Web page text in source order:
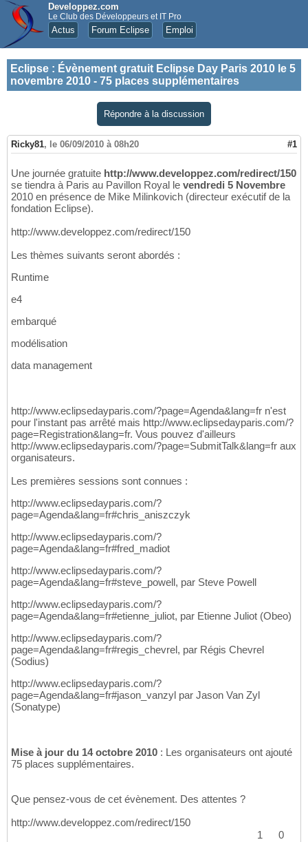
Developpez.com
Le Club des Développeurs et IT Pro
Actus Forum Eclipse Emploi
Eclipse : Évènement gratuit Eclipse Day Paris 2010 le 5
novembre 2010 - 75 places supplémentaires
Répondre à la discussion
Ricky81, le 06/09/2010 à 08h20 #1
Une journée gratuite http://www.developpez.com/redirect/150
se tiendra à Paris au Pavillon Royal le vendredi 5 Novembre
2010 en présence de Mike Milinkovich (directeur exécutif de la
fondation Eclipse).
http://www.developpez.com/redirect/150
Les thèmes suivants seront abordés :
Runtime
e4
embarqué
modélisation
data management
http://www.eclipsedayparis.com/?page=Agenda&lang=fr n'est
pour l'instant pas arrêté mais http://www.eclipsedayparis.com/?
page=Registration&lang=fr. Vous pouvez d'ailleurs
http://www.eclipsedayparis.com/?page=SubmitTalk&lang=fr aux
organisateurs.
Les premières sessions sont connues :
http://www.eclipsedayparis.com/?
page=Agenda&lang=fr#chris_aniszczyk
http://www.eclipsedayparis.com/?
page=Agenda&lang=fr#fred_madiot
http://www.eclipsedayparis.com/?
page=Agenda&lang=fr#steve_powell, par Steve Powell
http://www.eclipsedayparis.com/?
page=Agenda&lang=fr#etienne_juliot, par Etienne Juliot (Obeo)
http://www.eclipsedayparis.com/?
page=Agenda&lang=fr#regis_chevrel, par Régis Chevrel
(Sodius)
http://www.eclipsedayparis.com/?
page=Agenda&lang=fr#jason_vanzyl par Jason Van Zyl
(Sonatype)
Mise à jour du 14 octobre 2010 : Les organisateurs ont ajouté
75 places supplémentaires.
Que pensez-vous de cet évènement. Des attentes ?
http://www.developpez.com/redirect/150
1
0